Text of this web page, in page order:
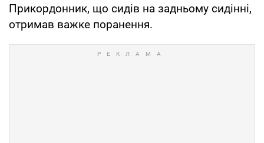
Прикордонник, що сидів на задньому сидінні,
отримав важке поранення.